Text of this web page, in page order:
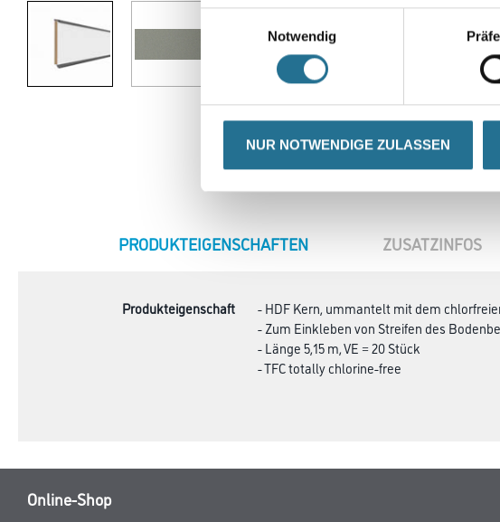
Notwendig
NUR NOTWENDIGE ZULASSEN
CURRENT
PRODUKTEIGENSCHAFTEN ZUSATZINFOS
Produkteigenschaft
- HDF Kern, ummantelt mit dem
- Zum Einkleben von Streifen des
- Länge 5,15 m, VE = 20 Stück
- TFC totally chlorine-free
Online-Shop